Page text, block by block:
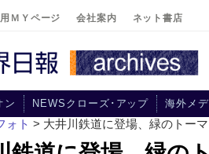
ＭＹページ 会社案内 ネット書店
ン NEWSクローズ･アップ 海外メ
ォト > 大井川鉄道に登場、緑のトー